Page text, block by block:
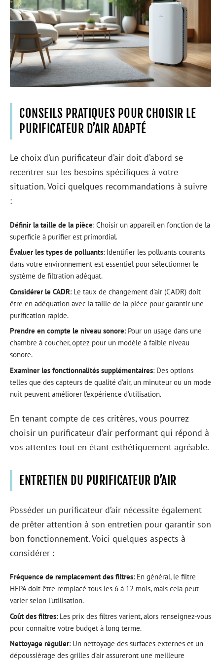
CONSEILS PRATIQUES POUR CHOISIR LE
PURIFICATEUR D’AIR ADAPTÉ
Le choix d’un purificateur d’air doit d’abord se
recentrer sur les besoins spécifiques à votre
situation. Voici quelques recommandations à suivre
:
Définir la taille de la pièce: Choisir un appareil en fonction de la
superficie à purifier est primordial.
Évaluer les types de polluants: Identifier les polluants courants
dans votre environnement est essentiel pour sélectionner le
système de filtration adéquat.
Considérer le CADR: Le taux de changement d’air (CADR) doit
être en adéquation avec la taille de la pièce pour garantir une
purification rapide.
Prendre en compte le niveau sonore: Pour un usage dans une
chambre à coucher, optez pour un modèle à faible niveau
sonore.
Examiner les fonctionnalités supplémentaires: Des options
telles que des capteurs de qualité d’air, un minuteur ou un mode
nuit peuvent améliorer l’expérience d’utilisation.
En tenant compte de ces critères, vous pourrez
choisir un purificateur d’air performant qui répond à
vos attentes tout en étant esthétiquement agréable.
ENTRETIEN DU PURIFICATEUR D’AIR
Posséder un purificateur d’air nécessite également
de prêter attention à son entretien pour garantir son
bon fonctionnement. Voici quelques aspects à
considérer :
Fréquence de remplacement des filtres: En général, le filtre
HEPA doit être remplacé tous les 6 à 12 mois, mais cela peut
varier selon l’utilisation.
Coût des filtres: Les prix des filtres varient, alors renseignez-vous
pour connaître votre budget à long terme.
Nettoyage régulier: Un nettoyage des surfaces externes et un
dépoussiérage des grilles d’air assureront une meilleure